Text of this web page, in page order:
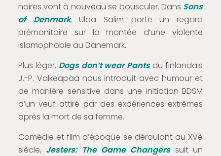
noires vont à nouveau se bousculer. Dans Sons
of Denmark, Ulaa Salim porte un regard
prémonitoire sur la montée d’une violente
islamophobie au Danemark.
Plus léger, Dogs don’t wear Pantsdu finlandais
J.-P. Valkeapää nous introduit avec humour et
de manière sensitive dans une initiation BDSM
d’un veuf attiré par des expériences extrêmes
après la mort de sa femme.
Comédie et film d’époque se déroulant au XVè
siècle, Jesters: The Game Changerssuit un